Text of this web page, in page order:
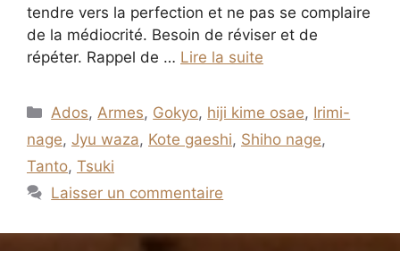
tendre vers la perfection et ne pas se complaire
de la médiocrité. Besoin de réviser et de
répéter. Rappel de … Lire la suite
Catégories
Ados, Armes, Gokyo, hiji kime osae, Irimi-
nage, Jyu waza, Kote gaeshi, Shiho nage,
Tanto, Tsuki
Laisser un commentaire